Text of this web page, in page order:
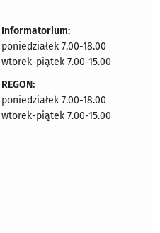
Informatorium:
poniedziałek 7.00-18.00
wtorek-piątek 7.00-15.00
REGON:
poniedziałek 7.00-18.00
wtorek-piątek 7.00-15.00